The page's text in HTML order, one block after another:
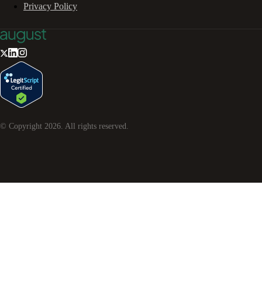
Privacy Policy
© Copyright 2026. All rights reserved.